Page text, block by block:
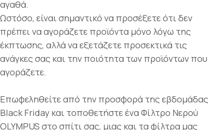
αγαθά.
Ωστόσο, είναι σημαντικό να προσέξετε ότι δεν
πρέπει να αγοράζετε προϊόντα μόνο λόγω της
έκπτωσης, αλλά να εξετάζετε προσεκτικά τις
ανάγκες σας και την ποιότητα των προϊόντων που
αγοράζετε.
Επωφεληθείτε από την προσφορά της εβδομάδας
Black Friday και τοποθετήστε ένα Φίλτρο Νερού
OLYMPUS στο σπίτι σας, μιας και τα φίλτρα μας